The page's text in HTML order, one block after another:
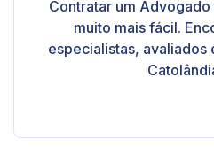
Contratar um
muito mais fácil.
especialistas, avaliados